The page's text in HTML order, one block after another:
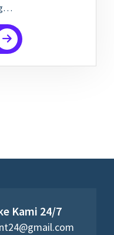
Kami 24/7